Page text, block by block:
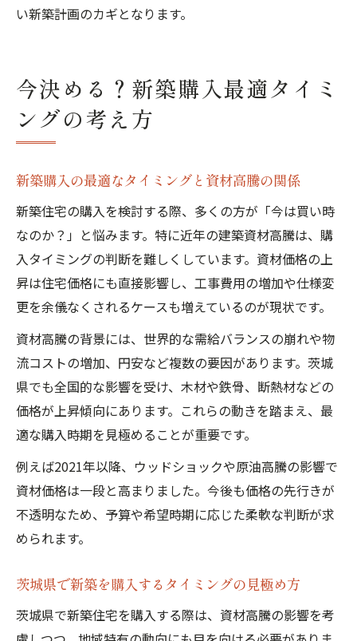
い新築計画のカギとなります。
今決める？新築購入最適タイミ
ングの考え方
新築購入の最適なタイミングと資材高騰の関係
新築住宅の購入を検討する際、多くの方が「今は買い時
なのか？」と悩みます。特に近年の建築資材高騰は、購
入タイミングの判断を難しくしています。資材価格の上
昇は住宅価格にも直接影響し、工事費用の増加や仕様変
更を余儀なくされるケースも増えているのが現状です。
資材高騰の背景には、世界的な需給バランスの崩れや物
流コストの増加、円安など複数の要因があります。茨城
県でも全国的な影響を受け、木材や鉄骨、断熱材などの
価格が上昇傾向にあります。これらの動きを踏まえ、最
適な購入時期を見極めることが重要です。
例えば2021年以降、ウッドショックや原油高騰の影響で
資材価格は一段と高まりました。今後も価格の先行きが
不透明なため、予算や希望時期に応じた柔軟な判断が求
められます。
茨城県で新築を購入するタイミングの見極め方
茨城県で新築住宅を購入する際は、資材高騰の影響を考